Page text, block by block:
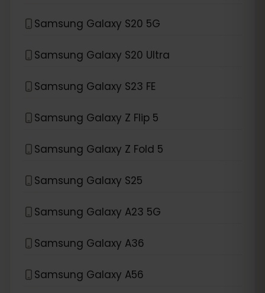
Samsung Galaxy S20 5G
Samsung Galaxy S20 Ultra
Samsung Galaxy S23 FE
Samsung Galaxy Z Flip 5
Samsung Galaxy Z Fold 5
Samsung Galaxy S25
Samsung Galaxy A23 5G
Samsung Galaxy A36
Samsung Galaxy A56